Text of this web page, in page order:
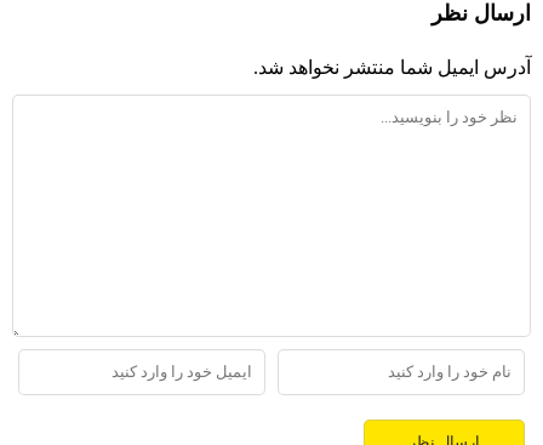
ارسال نظر
آدرس ایمیل شما منتشر نخواهد شد.